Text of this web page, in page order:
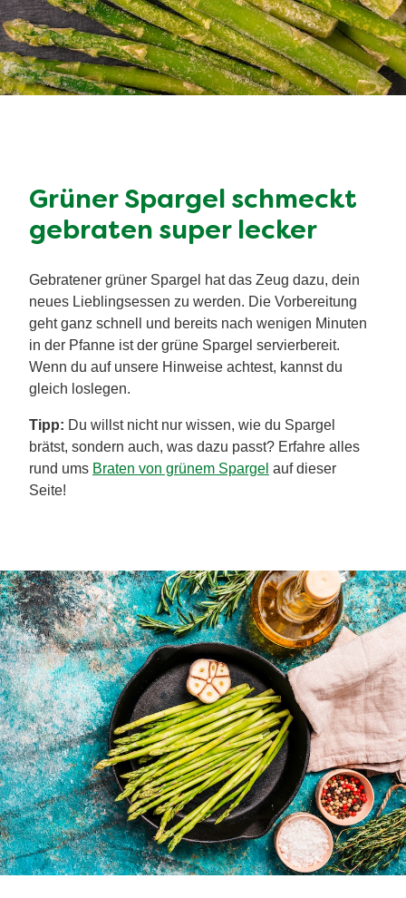
Grüner Spargel schmeckt
gebraten super lecker
Gebratener grüner Spargel hat das Zeug dazu, dein
neues Lieblingsessen zu werden. Die Vorbereitung
geht ganz schnell und bereits nach wenigen Minuten
in der Pfanne ist der grüne Spargel servierbereit.
Wenn du auf unsere Hinweise achtest, kannst du
gleich loslegen.
Tipp: Du willst nicht nur wissen, wie du Spargel
brätst, sondern auch, was dazu passt? Erfahre alles
rund ums Braten von grünem Spargel auf dieser
Seite!